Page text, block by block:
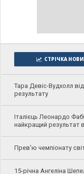
СТРІЧКА
Тара Девіс-Вудхолл
результату
Італієць Леонардо
найкращий результат
Прев'ю чемпіонату
15-річна Ангеліна